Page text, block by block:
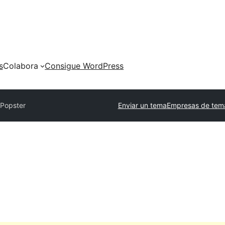
Colabora
Consigue WordPress
Popster Enviar un temaEmpresas de